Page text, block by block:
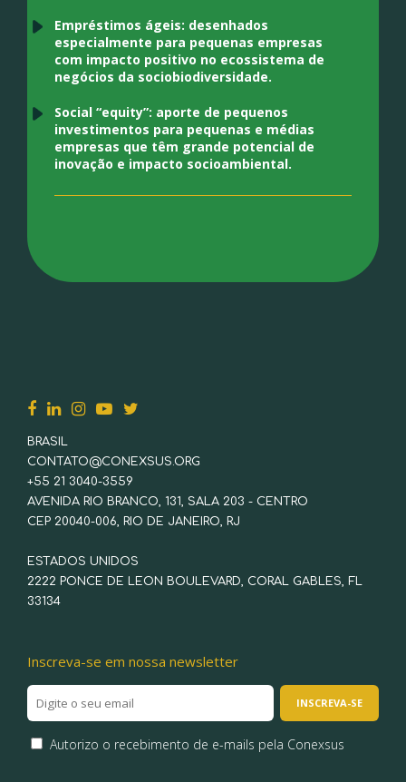
Empréstimos ágeis: desenhados
especialmente para pequenas empresas
com impacto positivo no ecossistema de
negócios da sociobiodiversidade.
Social “equity”: aporte de pequenos
investimentos para pequenas e médias
empresas que têm grande potencial de
inovação e impacto socioambiental.
BRASIL
CONTATO@CONEXSUS.ORG
+55 21 3040-3559
AVENIDA RIO BRANCO, 131, SALA 203 - CENTRO
CEP 20040-006, RIO DE JANEIRO, RJ
ESTADOS UNIDOS
2222 PONCE DE LEON BOULEVARD, CORAL GABLES, FL
33134
Inscreva-se em nossa newsletter
Autorizo o recebimento de e-mails pela Conexsus